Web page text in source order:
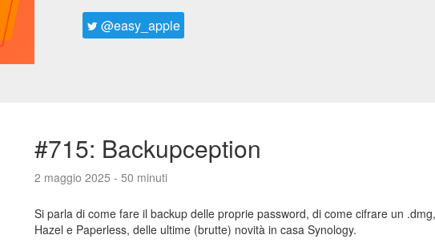
@easy_apple
#715: Backupception
2 maggio 2025 - 50 minuti
Si parla di come fare il backup delle proprie password, di come cifrare un
Hazel e Paperless, delle ultime (brutte) novità in casa Synology.